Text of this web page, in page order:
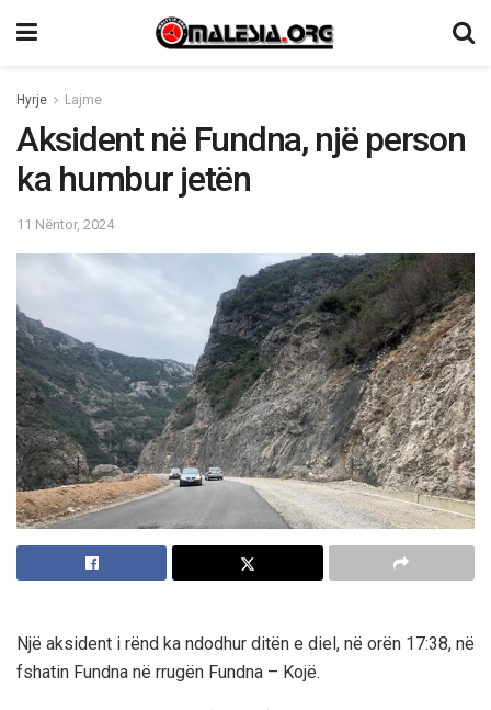
Hyrje Lajme
Aksident në Fundna, një person
ka humbur jetën
11 Nëntor, 2024
Një aksident i rënd ka ndodhur ditën e diel, në orën 17:38, në
fshatin Fundna në rrugën Fundna – Kojë.